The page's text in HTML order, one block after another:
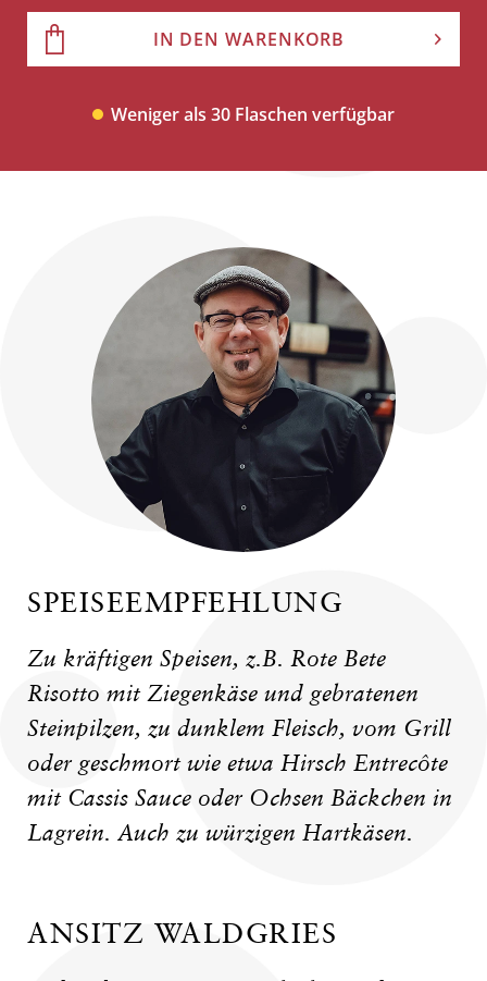
IN DEN WARENKORB
Weniger als 30 Flaschen verfügbar
SPEISEEMPFEHLUNG
Zu kräftigen Speisen, z.B. Rote Bete
Risotto mit Ziegenkäse und gebratenen
Steinpilzen, zu dunklem Fleisch, vom Grill
oder geschmort wie etwa Hirsch Entrecôte
mit Cassis Sauce oder Ochsen Bäckchen in
Lagrein. Auch zu würzigen Hartkäsen.
ANSITZ WALDGRIES